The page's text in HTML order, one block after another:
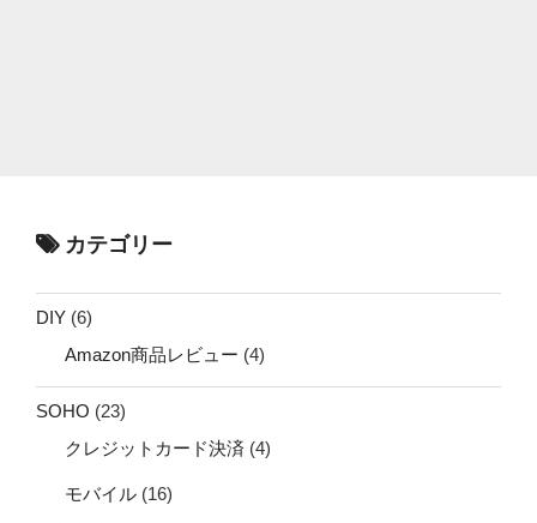
カテゴリー
DIY (6)
Amazon商品レビュー (4)
SOHO (23)
クレジットカード決済 (4)
モバイル (16)